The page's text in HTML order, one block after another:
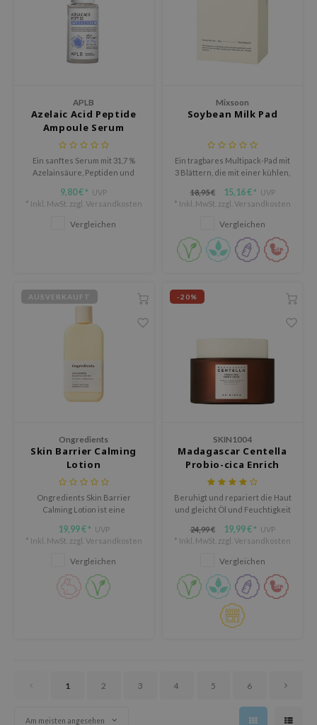
Republic
APLB
Azelaic Acid Peptide
Ampoule Serum
Ein sanftes Serum mit 31,7 %
Azelainsäure, Peptiden und
Haut mit Feuchtigkeit zu
versorgen, die Poren zu
verfeinern und fahle Haut zu
9,80 € * UVP
* Inkl. MwSt. zzgl. Versandkosten
Vergleichen
Mixsoon
Soybean Milk Pad
Ein tragbares Multipack-Pad mit
3 Blättern, die mit einer kühlen,
Essenz gefüllt sind, die mit
Sojabohnen-Fermentations-
Extrakt angereichert ist und für
anfühlende Haut sorgt.
18,95 € 15,16 € * UVP
* Inkl. MwSt. zzgl. Versandkosten
Vergleichen
AUSVERKAUFT
Ongredients
Skin Barrier Calming
Lotion
Ongredients Skin Barrier
Calming Lotion ist eine
die Feuchtigkeit, Komfort und
Unterstützung der
Hautbarriere benötigt.
19,99 € * UVP
* Inkl. MwSt. zzgl. Versandkosten
Vergleichen
-20%
SKIN1004
Madagascar Centella
Probio-cica Enrich
Cream
Beruhigt und repariert die Haut
und gleicht Öl und Feuchtigkeit
24,99 €
19,99 € * UVP
* Inkl. MwSt. zzgl. Versandkosten
Vergleichen
1 2 3 4 5 6
Am meisten angesehen